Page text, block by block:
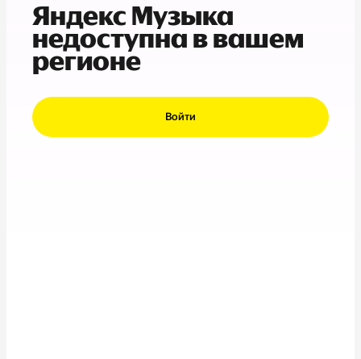
Яндекс Музыка
недоступна в вашем
регионе
Войти